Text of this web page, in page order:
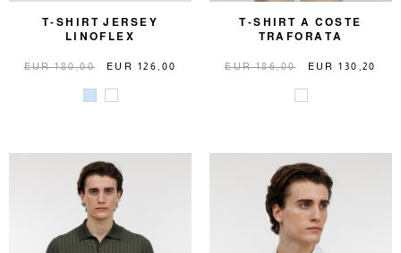
T-SHIRT JERSEY
LINOFLEX
EUR 180,00 EUR 126,00
T-SHIRT A COSTE
TRAFORATA
EUR 186,00 EUR 130,20